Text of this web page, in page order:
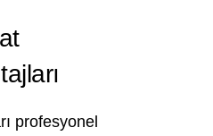
profesyonel